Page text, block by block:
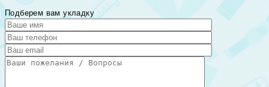
Подберем вам укладку